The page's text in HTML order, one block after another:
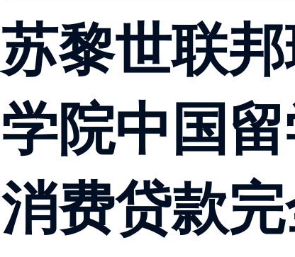
苏黎世联
学院中国
消费贷款